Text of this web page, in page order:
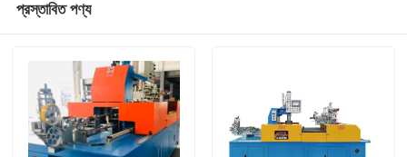
প্রস্তাবিত পণ্য